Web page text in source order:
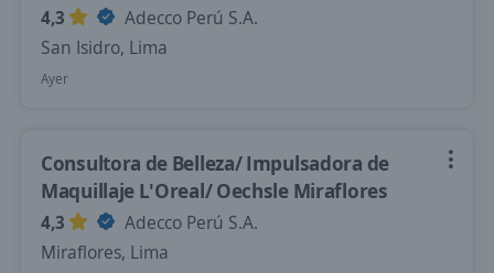
4,3
Adecco Perú S.A.
San Isidro, Lima
Ayer
Consultora de Belleza/ Impulsadora de
Maquillaje L'Oreal/ Oechsle Miraflores
4,3
Adecco Perú S.A.
Miraflores, Lima